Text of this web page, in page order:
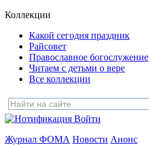
Коллекции
Какой сегодня праздник
Райсовет
Православное богослужение
Читаем с детьми о вере
Все коллекции
Войти
Журнал ФОМА Новости Анонс